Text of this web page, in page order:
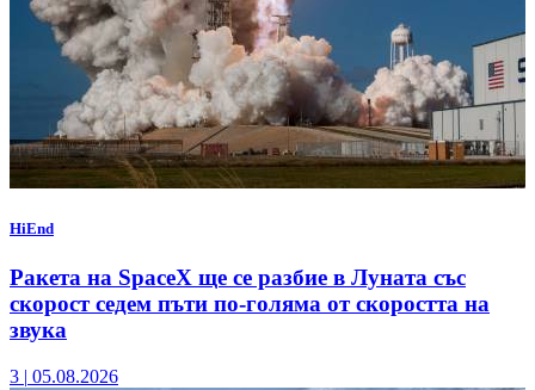
HiEnd
Ракета на SpaceX ще се разбие в Луната със
скорост седем пъти по-голяма от скоростта на
звука
3 | 05.08.2026